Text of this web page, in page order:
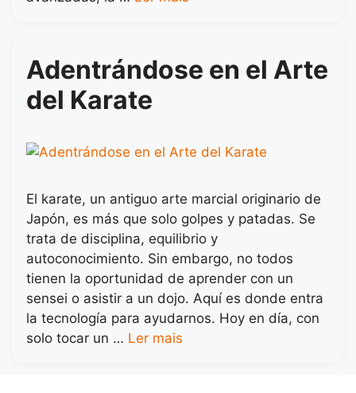
Adentrándose en el Arte
del Karate
El karate, un antiguo arte marcial originario de
Japón, es más que solo golpes y patadas. Se
trata de disciplina, equilibrio y
autoconocimiento. Sin embargo, no todos
tienen la oportunidad de aprender con un
sensei o asistir a un dojo. Aquí es donde entra
la tecnología para ayudarnos. Hoy en día, con
solo tocar un … Ler mais